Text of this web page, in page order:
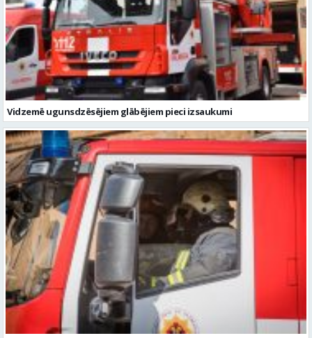
Vidzemē ugunsdzēsējiem glābējiem pieci izsaukumi